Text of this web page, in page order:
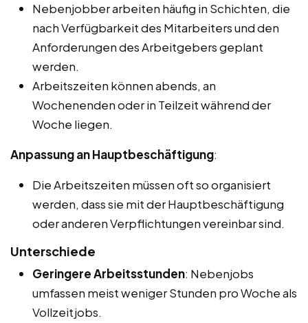
Nebenjobber arbeiten häufig in Schichten, die
nach Verfügbarkeit des Mitarbeiters und den
Anforderungen des Arbeitgebers geplant
werden.
Arbeitszeiten können abends, an
Wochenenden oder in Teilzeit während der
Woche liegen.
Anpassung an Hauptbeschäftigung:
Die Arbeitszeiten müssen oft so organisiert
werden, dass sie mit der Hauptbeschäftigung
oder anderen Verpflichtungen vereinbar sind.
Unterschiede
Geringere Arbeitsstunden: Nebenjobs
umfassen meist weniger Stunden pro Woche als
Vollzeitjobs.